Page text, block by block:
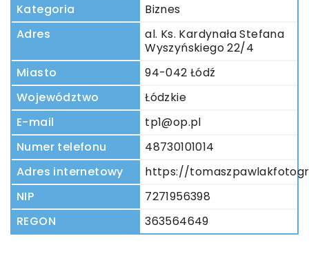
Kategoria
Biznes
Adres
al. Ks. Kardynała Stefana
Wyszyńskiego 22/4
Miasto
94-042 Łódź
Województwo
Łódzkie
E-mail
tp1@op.pl
Numer telefonu
48730101014
Adres internetowy
https://
NIP
7271956398
REGON
363564649